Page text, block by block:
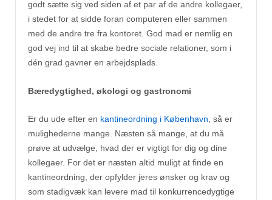
godt sætte sig ved siden af et par af de andre kollegaer,
i stedet for at sidde foran computeren eller sammen
med de andre tre fra kontoret. God mad er nemlig en
god vej ind til at skabe bedre sociale relationer, som i
dén grad gavner en arbejdsplads.
Bæredygtighed, økologi og gastronomi
Er du ude efter en kantineordning i København , så er
mulighederne mange. Næsten så mange, at du må
prøve at udvælge, hvad der er vigtigt for dig og dine
kollegaer. For det er næsten altid muligt at finde en
kantineordning, der opfylder jeres ønsker og krav og
som stadigvæk kan levere mad til konkurrencedygtige